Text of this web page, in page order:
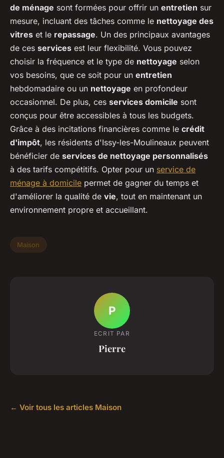
de ménage sont formées pour offrir un entretien sur
mesure, incluant des tâches comme le nettoyage des
vitres et le repassage. Un des principaux avantages
de ces services est leur flexibilité. Vous pouvez
choisir la fréquence et le type de nettoyage selon
vos besoins, que ce soit pour un entretien
hebdomadaire ou un nettoyage en profondeur
occasionnel. De plus, ces services domicile sont
conçus pour être accessibles à tous les budgets.
Grâce à des incitations financières comme le crédit
d'impôt, les résidents d'Issy-les-Moulineaux peuvent
bénéficier de services de nettoyage personnalisés
à des tarifs compétitifs. Opter pour un service de
ménage à domicile permet de gagner du temps et
d'améliorer la qualité de vie, tout en maintenant un
environnement propre et accueillant.
Maison
P
ECRIT PAR
Pierre
← Voir tous les articles Maison